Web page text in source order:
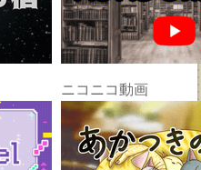
ニコニコ動画